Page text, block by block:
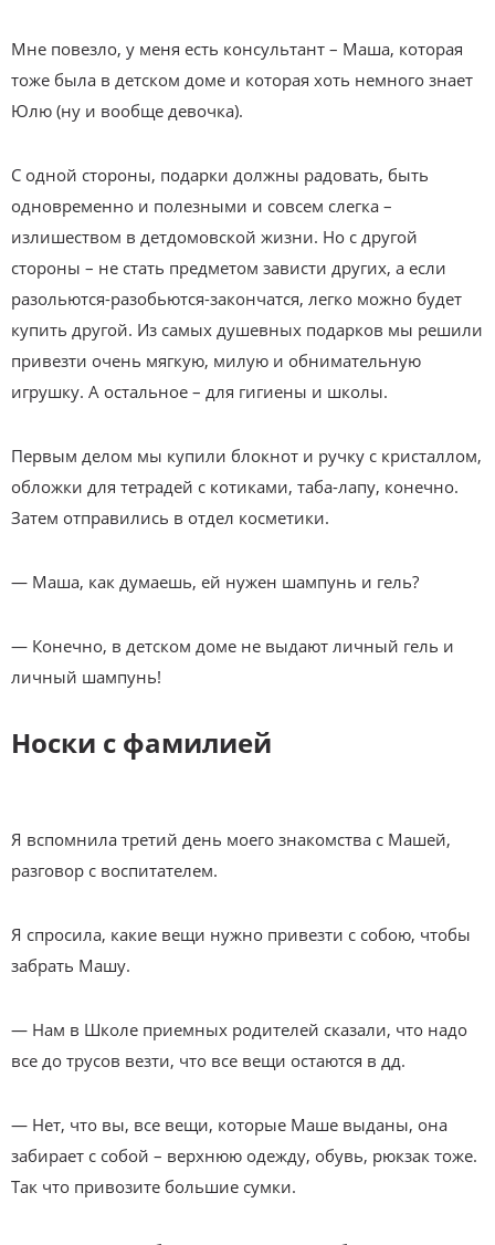
Мне повезло, у меня есть консультант – Маша, которая
тоже была в детском доме и которая хоть немного знает
Юлю (ну и вообще девочка).
С одной стороны, подарки должны радовать, быть
одновременно и полезными и совсем слегка –
излишеством в детдомовской жизни. Но с другой
стороны – не стать предметом зависти других, а если
разольются-разобьются-закончатся, легко можно будет
купить другой. Из самых душевных подарков мы решили
привезти очень мягкую, милую и обнимательную
игрушку. А остальное – для гигиены и школы.
Первым делом мы купили блокнот и ручку с кристаллом,
обложки для тетрадей с котиками, таба-лапу, конечно.
Затем отправились в отдел косметики.
— Маша, как думаешь, ей нужен шампунь и гель?
— Конечно, в детском доме не выдают личный гель и
личный шампунь!
Носки с фамилией
Я вспомнила третий день моего знакомства с Машей,
разговор с воспитателем.
Я спросила, какие вещи нужно привезти с собою, чтобы
забрать Машу.
— Нам в Школе приемных родителей сказали, что надо
все до трусов везти, что все вещи остаются в дд.
— Нет, что вы, все вещи, которые Маше выданы, она
забирает с собой – верхнюю одежду, обувь, рюкзак тоже.
Так что привозите большие сумки.